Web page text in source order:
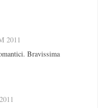
2011
Bravissima